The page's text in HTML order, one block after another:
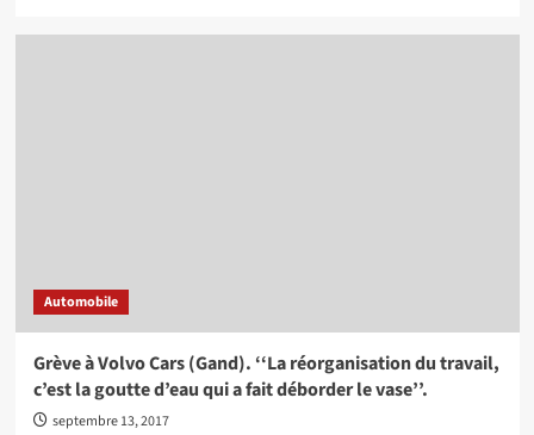
Automobile
Grève à Volvo Cars (Gand). ‘‘La réorganisation du travail,
c’est la goutte d’eau qui a fait déborder le vase’’.
septembre 13, 2017